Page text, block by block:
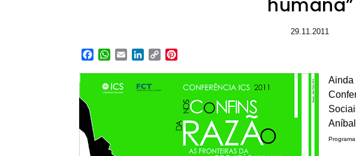
humana”
29.11.2011
Facebook
WhatsApp
EmailLinkedIn
Copy
Ainda
Programa